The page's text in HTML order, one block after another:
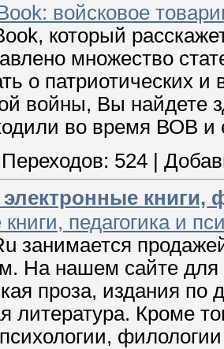
войсковое
который
множество
о патриотических
войны, Вы найдете
во время ВОВ и
Переходов: 524 |
книги,
педагогика и
занимается
На нашем сайте
проза, издания по
литература. Кроме